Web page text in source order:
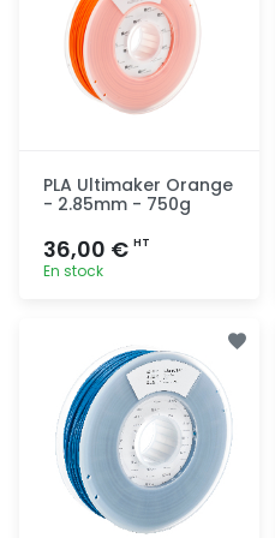
PLA Ultimaker Orange
- 2.85mm - 750g
36,00 € HT
En stock
rapide